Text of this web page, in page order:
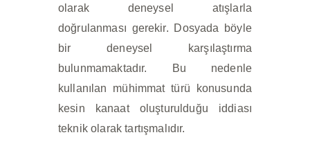
olarak deneysel atışlarla
doğrulanması gerekir. Dosyada böyle
bir deneysel karşılaştırma
bulunmamaktadır. Bu nedenle
kullanılan mühimmat türü konusunda
kesin kanaat oluşturulduğu iddiası
teknik olarak tartışmalıdır.